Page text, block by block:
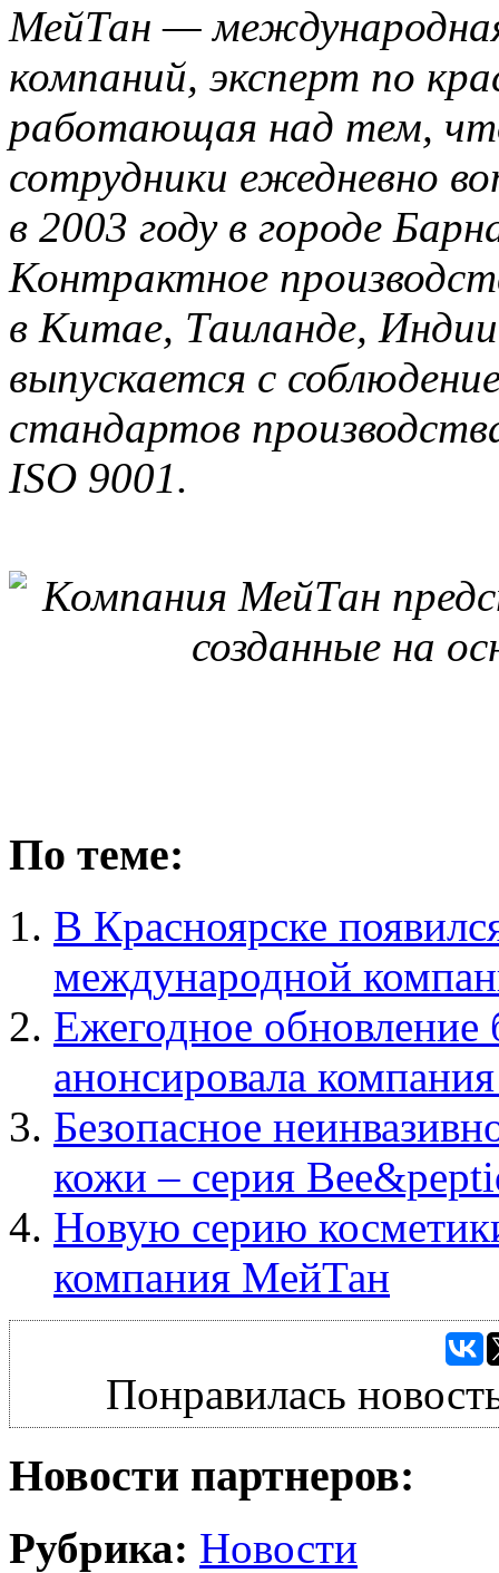
МейТан—
компаний, эксперт по
работающая над тем,
сотрудники ежедневно
в 2003 году в городе
Контрактное
в Китае, Таиланде,
выпускается с
стандартов
ISO 9001.
По теме:
В Красноярске
международной
Ежегодное обновление
анонсировала
Безопасное
кожи – серия
Новую серию
компания МейТан
Понравилась
Новости партнеров:
Рубрика: Новости